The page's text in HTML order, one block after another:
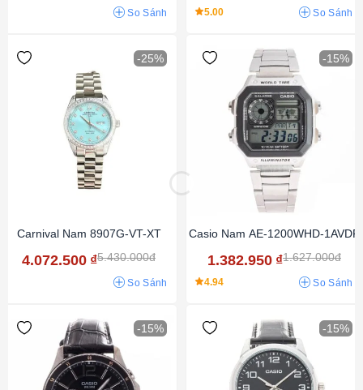
So Sánh 5.00 So Sánh
-25%
Carnival Nam 8907G-VT-XT
4.072.500 ₫5.430.000đ
So Sánh
-15%
Casio Nam AE-1200WHD-1AVDF
1.382.950 ₫1.627.000đ
4.94 So Sánh
-15% -15%